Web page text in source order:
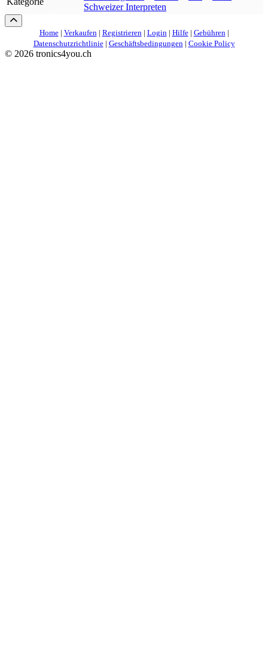
Schweizer Interpreten
Home| Verkaufen | Registrieren | Login | Hilfe| Gebühren |
Datenschutzrichtlinie| Geschäftsbedingungen | Cookie Policy
© 2026 tronics4you.ch